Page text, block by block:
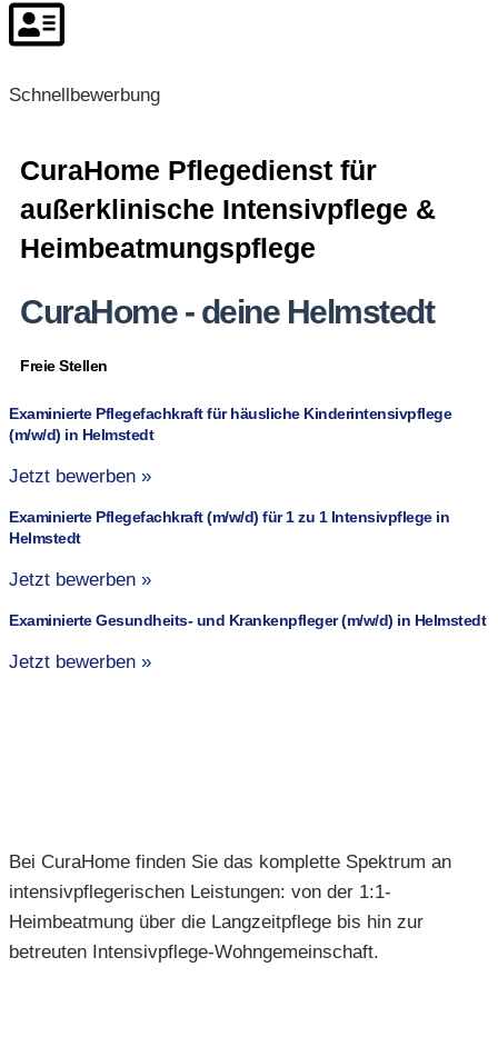
Schnellbewerbung
CuraHome Pflegedienst für
außerklinische Intensivpflege &
Heimbeatmungspflege
CuraHome - deine Helmstedt
Freie Stellen
Examinierte Pflegefachkraft für häusliche Kinderintensivpflege
(m/w/d) in Helmstedt
Jetzt bewerben »
Examinierte Pflegefachkraft (m/w/d) für 1 zu 1 Intensivpflege in
Helmstedt
Jetzt bewerben »
Examinierte Gesundheits- und Krankenpfleger (m/w/d) in Helmstedt
Jetzt bewerben »
Bei CuraHome finden Sie das komplette Spektrum an
intensivpflegerischen Leistungen: von der 1:1-
Heimbeatmung über die Langzeitpflege bis hin zur
betreuten Intensivpflege-Wohngemeinschaft.